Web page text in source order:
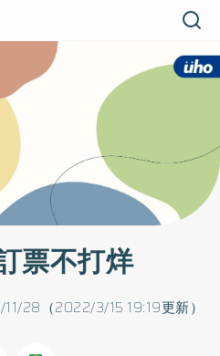
票不打烊
28（2022/3/15 19:19更新）